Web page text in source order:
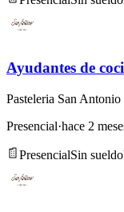
Ayudantes de
Pasteleria San Antonio
Presencial·hace 2
PresencialSin sueldo